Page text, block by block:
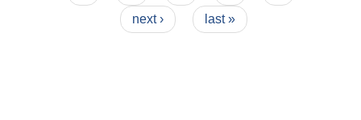
next ›
last »